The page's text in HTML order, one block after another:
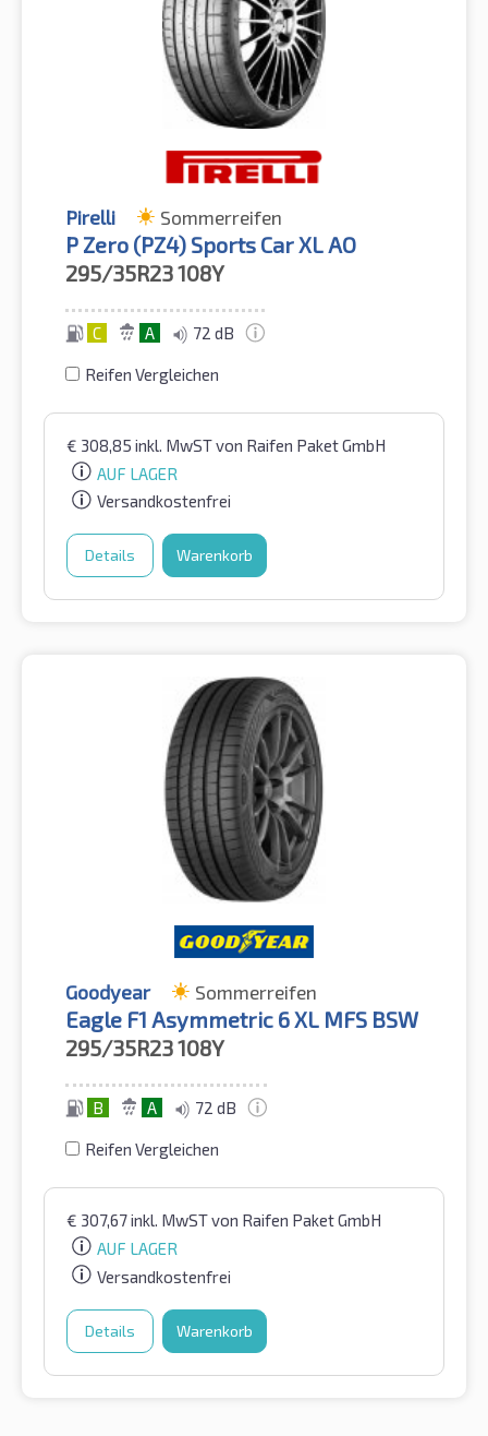
Pirelli Sommerreifen
P Zero (PZ4) Sports Car XL AO
295/35R23108Y
C A 72 dB
Reifen Vergleichen
€ 308,85 inkl. MwSTvon Raifen Paket GmbH
AUF LAGER
Versandkostenfrei
Details Warenkorb
Goodyear Sommerreifen
Eagle F1 Asymmetric 6 XL MFS BSW
295/35R23108Y
B A 72 dB
Reifen Vergleichen
€ 307,67inkl. MwSTvon Raifen Paket GmbH
AUF LAGER
Versandkostenfrei
Details Warenkorb